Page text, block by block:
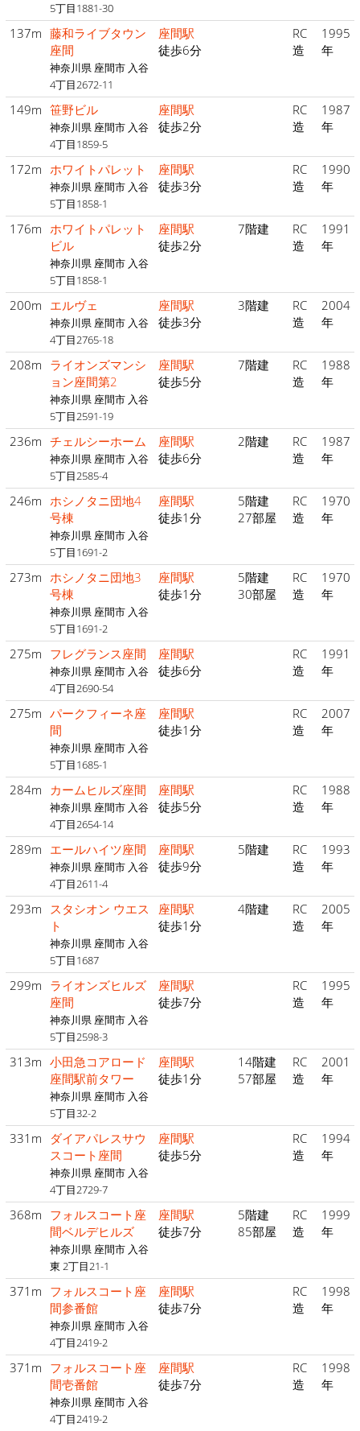
5丁目1881-30
137m 藤和ライブタウン
座間
神奈川県 座間市 入谷
4丁目2672-11
座間駅
徒歩6分
RC
造
1995
年
149m 笹野ビル
神奈川県 座間市 入谷
4丁目1859-5
座間駅
徒歩2分
RC
造
1987
年
172m ホワイトパレット
神奈川県 座間市 入谷
5丁目1858-1
座間駅
徒歩3分
RC
造
1990
年
176m ホワイトパレット
ビル
神奈川県 座間市 入谷
5丁目1858-1
座間駅
徒歩2分
7階建
RC
造
1991
年
200m エルヴェ
神奈川県 座間市 入谷
4丁目2765-18
座間駅
徒歩3分
3階建
RC
造
2004
年
208m ライオンズマンシ
ョン座間第2
神奈川県 座間市 入谷
5丁目2591-19
座間駅
徒歩5分
7階建
RC
造
1988
年
236m チェルシーホーム
神奈川県 座間市 入谷
5丁目2585-4
座間駅
徒歩6分
2階建
RC
造
1987
年
246m ホシノタニ団地4
号棟
神奈川県 座間市 入谷
5丁目1691-2
座間駅
徒歩1分
5階建
27部屋
RC
造
1970
年
273m ホシノタニ団地3
号棟
神奈川県 座間市 入谷
5丁目1691-2
座間駅
徒歩1分
5階建
30部屋
RC
造
1970
年
275m フレグランス座間
神奈川県 座間市 入谷
4丁目2690-54
座間駅
徒歩6分
RC
造
1991
年
275m パークフィーネ座
間
神奈川県 座間市 入谷
5丁目1685-1
座間駅
徒歩1分
RC
造
2007
年
284m カームヒルズ座間
神奈川県 座間市 入谷
4丁目2654-14
座間駅
徒歩5分
RC
造
1988
年
289m エールハイツ座間
神奈川県 座間市 入谷
4丁目2611-4
座間駅
徒歩9分
5階建
RC
造
1993
年
293m スタシオン ウエス
ト
神奈川県 座間市 入谷
5丁目1687
座間駅
徒歩1分
4階建
RC
造
2005
年
299m ライオンズヒルズ
座間
神奈川県 座間市 入谷
5丁目2598-3
座間駅
徒歩7分
RC
造
1995
年
313m 小田急コアロード
座間駅前タワー
神奈川県 座間市 入谷
5丁目32-2
座間駅
徒歩1分
14階建
57部屋
RC
造
2001
年
331m
ダイアパレスサウ
スコート座間
神奈川県 座間市 入谷
4丁目2729-7
座間駅
徒歩5分
RC
造
1994
年
368m フォルスコート座
間ベルデヒルズ
神奈川県 座間市 入谷
東 2丁目21-1
座間駅
徒歩7分
5階建
85部屋
RC
造
1999
年
371m フォルスコート座
間参番館
神奈川県 座間市 入谷
4丁目2419-2
座間駅
徒歩7分
RC
造
1998
年
371m フォルスコート座
間壱番館
神奈川県 座間市 入谷
4丁目2419-2
座間駅
徒歩7分
RC
造
1998
年